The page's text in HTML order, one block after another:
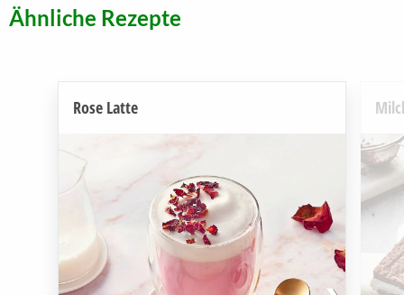
Ähnliche Rezepte
Rose Latte